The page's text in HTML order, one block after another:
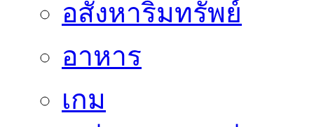
อสังหาริมทรัพย์
อาหาร
เกม